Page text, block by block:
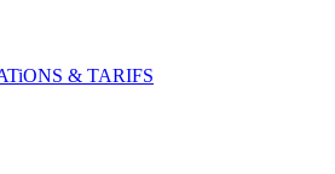
& TARIFS